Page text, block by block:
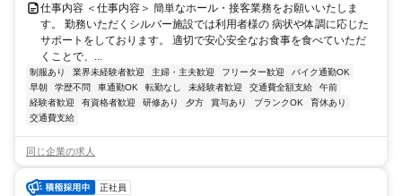
仕事内容 ＜仕事内容＞ 簡単なホール・接客業務をお願いいたしま
す。 勤務いただくシルバー施設では利用者様の 病状や体調に応じた
サポートをしております。 適切で安心安全なお食事を食べていただ
くことで、...
制服あり 業界未経験者歓迎 主婦・主夫歓迎 フリーター歓迎
バイク通勤OK
早朝
学歴不問 車通勤OK 転勤なし 未経験者歓迎 交通費全額支給
午前
経験者歓迎
有資格者歓迎 研修あり 夕方 賞与あり ブランクOK
育休あり
交通費支給
同じ企業の求人
正社員